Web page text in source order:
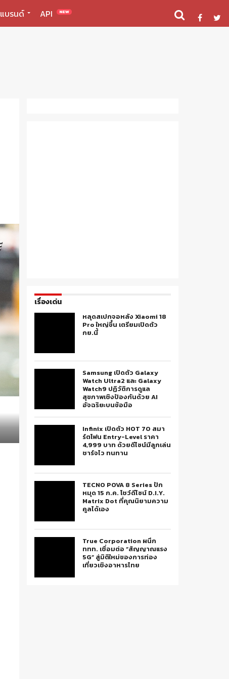
แบรนด์ API NEW
เรื่องเด่น
หลุดสเปกจอหลัง Xiaomi 18
Pro ใหญ่ขึ้น เตรียมเปิดตัว
กย.นี้
Samsung เปิดตัว Galaxy
Watch Ultra2 และ Galaxy
Watch9 ปฏิวัติการดูแล
สุขภาพเชิงป้องกันด้วย AI
อัจฉริยะบนข้อมือ
Infinix เปิดตัว HOT 70 สมา
ร์ตโฟน Entry-Level ราคา
4,999 บาท ด้วยดีไซน์มีลูกเล่น
ชาร์จไว ทนทาน
TECNO POVA 8 Series ปัก
หมุด 15 ก.ค. โชว์ดีไซน์ D.I.Y.
Matrix Dot ที่คุณนิยามความ
คูลได้เอง
True Corporation ผนึก
ททท. เชื่อมต่อ “สัญญาณแรง
5G” สู่มิติใหม่ของการท่อง
เที่ยวเชิงอาหารไทย